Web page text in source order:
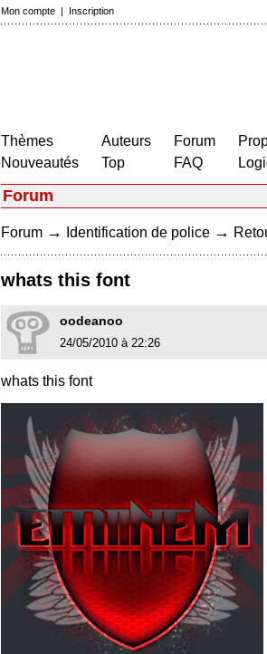
Mon compte | Inscription
Thèmes
Nouveautés
Auteurs
Top
Forum
FAQ
Forum
Forum → Identification de police →
whats this font
oodeanoo
24/05/2010 à 22:26
whats this font